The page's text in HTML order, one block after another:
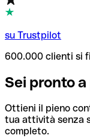
su Trustpilot
600.000 clienti si
Sei pronto
Ottieni il pieno
tua attività senza
completo.